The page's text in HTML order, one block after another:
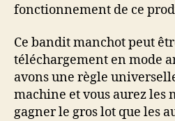
fonctionnement de ce
Ce bandit manchot peut
téléchargement en mode
avons une règle
machine et vous aurez les
gagner le gros lot que les